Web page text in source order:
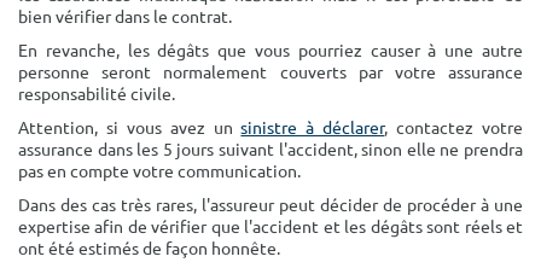
Votre date d'entrée
Chercher
bien vérifier dans le contrat.
En revanche, les dégâts que vous pourriez causer à une autre
personne seront normalement couverts par votre assurance
responsabilité civile.
Attention, si vous avez unsinistre à déclarer, contactez votre
assurance dans les 5 jours suivant l'accident, sinon elle ne prendra
pas en compte votre communication.
Dans des cas très rares, l'assureur peut décider de procéder à une
expertise afin de vérifier que l'accident et les dégâts sont réels et
ont été estimés de façon honnête.